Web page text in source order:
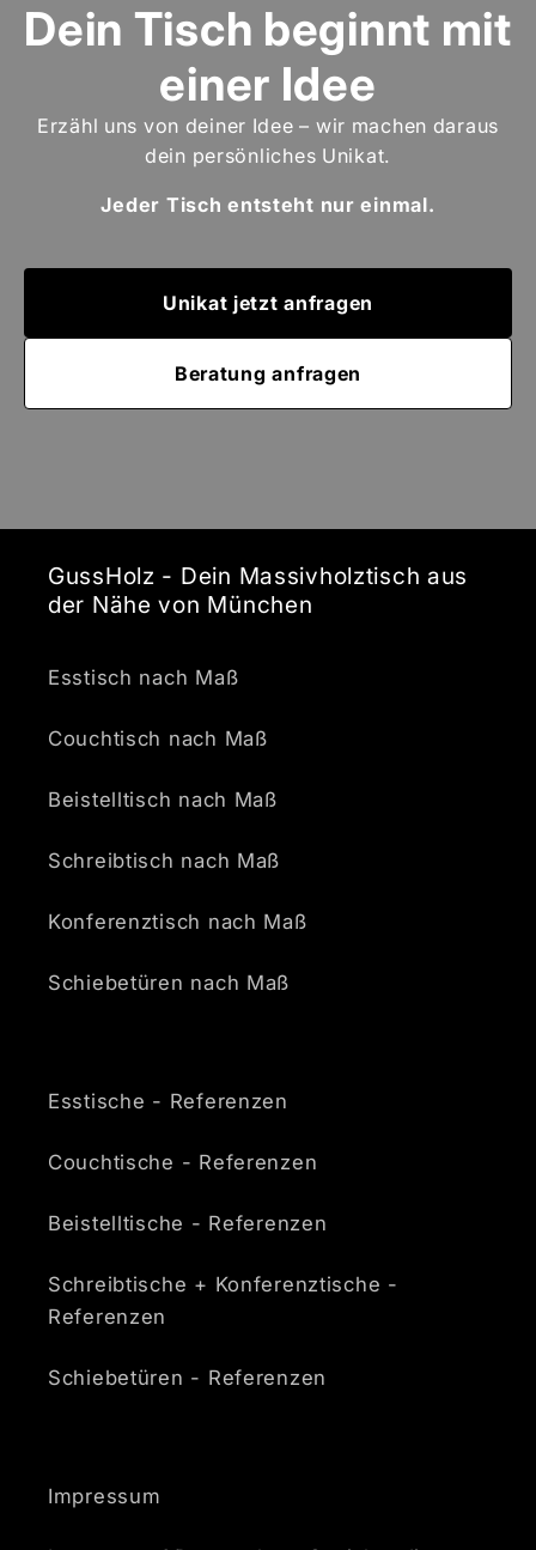
Dein Tisch beginnt mit
einer Idee
Erzähl uns von deiner Idee – wir machen daraus
dein persönliches Unikat.
Jeder Tisch entsteht nur einmal.
Unikat jetzt anfragen
Beratung anfragen
GussHolz - Dein Massivholztisch aus
der Nähe von München
Esstisch nach Maß
Couchtisch nach Maß
Beistelltisch nach Maß
Schreibtisch nach Maß
Konferenztisch nach Maß
Schiebetüren nach Maß
Esstische - Referenzen
Couchtische - Referenzen
Beistelltische - Referenzen
Schreibtische + Konferenztische -
Referenzen
Schiebetüren - Referenzen
Impressum